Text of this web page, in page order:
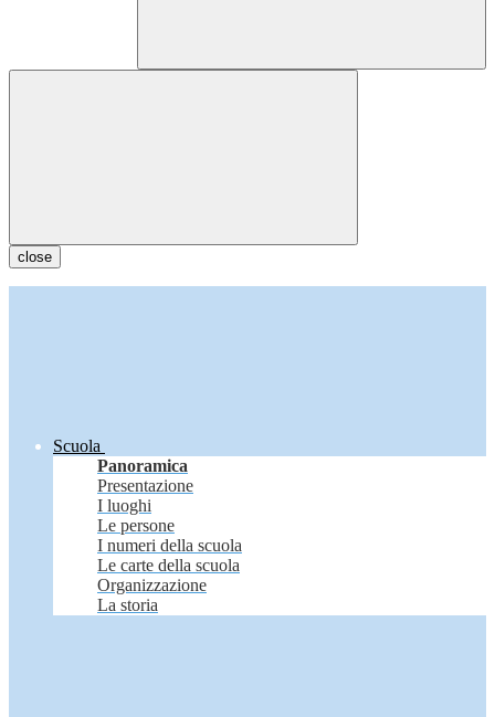
close
Scuola
Panoramica
Presentazione
I luoghi
Le persone
I numeri della scuola
Le carte della scuola
Organizzazione
La storia